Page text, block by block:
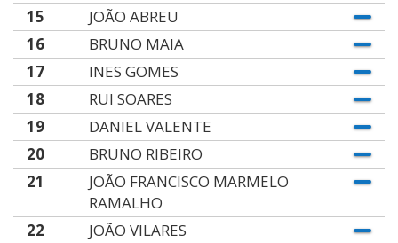
15
JOÃO ABREU
16
BRUNO MAIA
17
INES GOMES
18
RUI SOARES
19
DANIEL VALENTE
20
BRUNO RIBEIRO
21
JOÃO FRANCISCO MARMELO
RAMALHO
22
JOÃO VILARES